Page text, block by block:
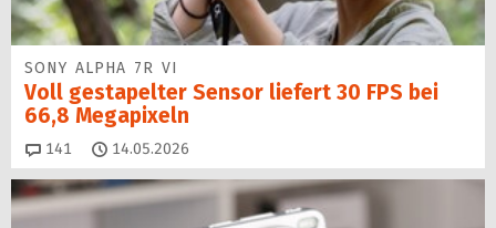
SONY ALPHA 7R VI
Voll gestapelter Sensor liefert 30 FPS bei
66,8 Megapixeln
141 Kommentare
14.05.2026